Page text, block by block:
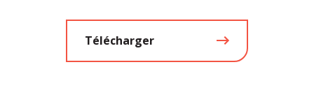
Télécharger